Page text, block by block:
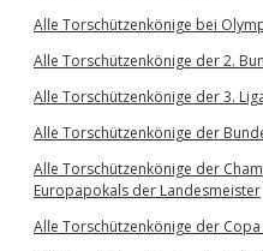
Alle Torschützenkönige bei
Alle Torschützenkönige der 2.
Alle Torschützenkönige der 3.
Alle Torschützenkönige der
Alle Torschützenkönige der
Europapokals der Landesmeister
Alle Torschützenkönige der